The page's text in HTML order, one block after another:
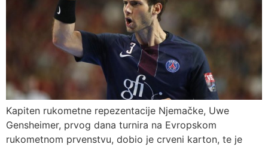
Kapiten rukometne repezentacije Njemačke, Uwe
Gensheimer, prvog dana turnira na Evropskom
rukometnom prvenstvu, dobio je crveni karton, te je